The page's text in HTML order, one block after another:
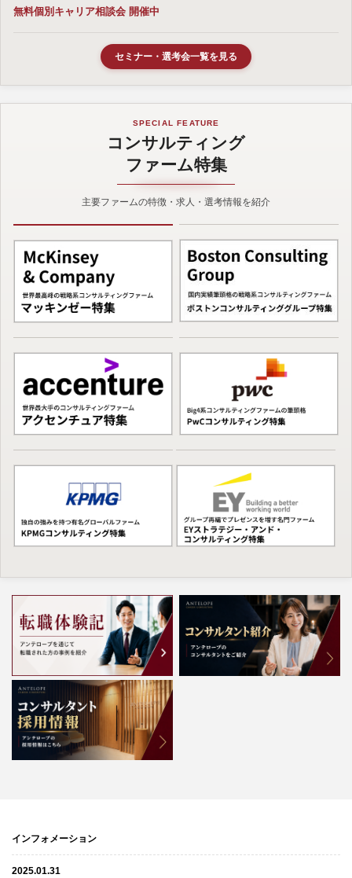
無料個別キャリア相談会 開催中
セミナー・選考会一覧を見る
SPECIAL FEATURE
コンサルティング
ファーム特集
主要ファームの特徴・求人・選考情報を紹介
インフォメーション
2025.01.31